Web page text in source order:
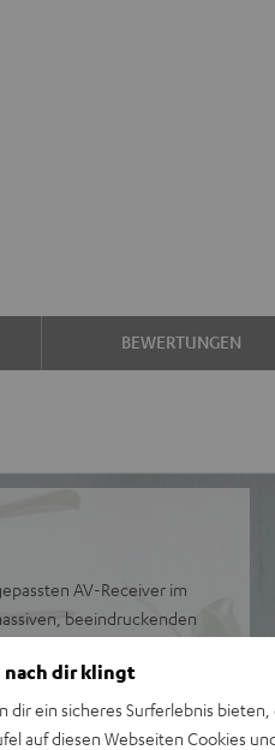
BEWERTUNGEN
AV-Receiver im
beeindruckenden
nach dir klingt
dir ein sicheres Surferlebnis
auf diesen Webseiten Cookies